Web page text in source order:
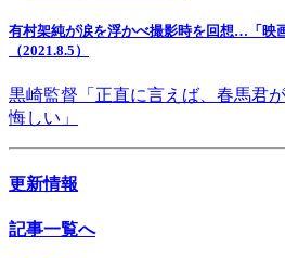
有村架純が涙を浮かべ撮影時を回想…「映
（2021.8.5）
黒崎監督「正直に言えば、春馬君
悔しい」
更新情報
記事一覧へ